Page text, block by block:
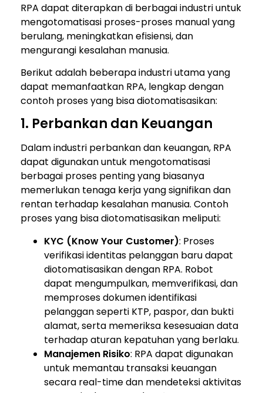
RPA dapat diterapkan di berbagai industri untuk
mengotomatisasi proses-proses manual yang
berulang, meningkatkan efisiensi, dan
mengurangi kesalahan manusia.
Berikut adalah beberapa industri utama yang
dapat memanfaatkan RPA, lengkap dengan
contoh proses yang bisa diotomatisasikan:
1. Perbankan dan Keuangan
Dalam industri perbankan dan keuangan, RPA
dapat digunakan untuk mengotomatisasi
berbagai proses penting yang biasanya
memerlukan tenaga kerja yang signifikan dan
rentan terhadap kesalahan manusia. Contoh
proses yang bisa diotomatisasikan meliputi:
KYC (Know Your Customer): Proses
verifikasi identitas pelanggan baru dapat
diotomatisasikan dengan RPA. Robot
dapat mengumpulkan, memverifikasi, dan
memproses dokumen identifikasi
pelanggan seperti KTP, paspor, dan bukti
alamat, serta memeriksa kesesuaian data
terhadap aturan kepatuhan yang berlaku.
Manajemen Risiko: RPA dapat digunakan
untuk memantau transaksi keuangan
secara real-time dan mendeteksi aktivitas